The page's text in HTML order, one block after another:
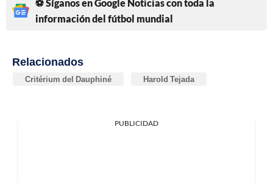
⚽ Síganos en Google Noticias con toda la
información del fútbol mundial
Relacionados
Critérium del Dauphiné Harold Tejada
PUBLICIDAD